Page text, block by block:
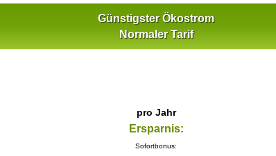
Günstigster Ökostrom
Normaler Tarif
pro Jahr
Ersparnis:
Sofortbonus: